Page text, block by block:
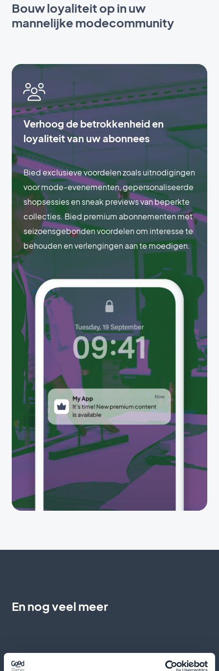
Bouw loyaliteit op in uw
mannelijke modecommunity
Verhoog de betrokkenheid en
loyaliteit van uw abonnees
Bied exclusieve voordelen zoals uitnodigingen
voor mode-evenementen, gepersonaliseerde
shopsessies en sneak previews van beperkte
collecties. Bied premium abonnementen met
seizoensgebonden voordelen om interesse te
behouden en verlengingen aan te moedigen.
En nog veel meer